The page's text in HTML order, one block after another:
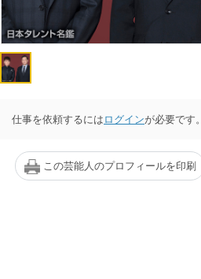
仕事を依頼するには ログインが必要です。
この芸能人のプロフィールを印刷